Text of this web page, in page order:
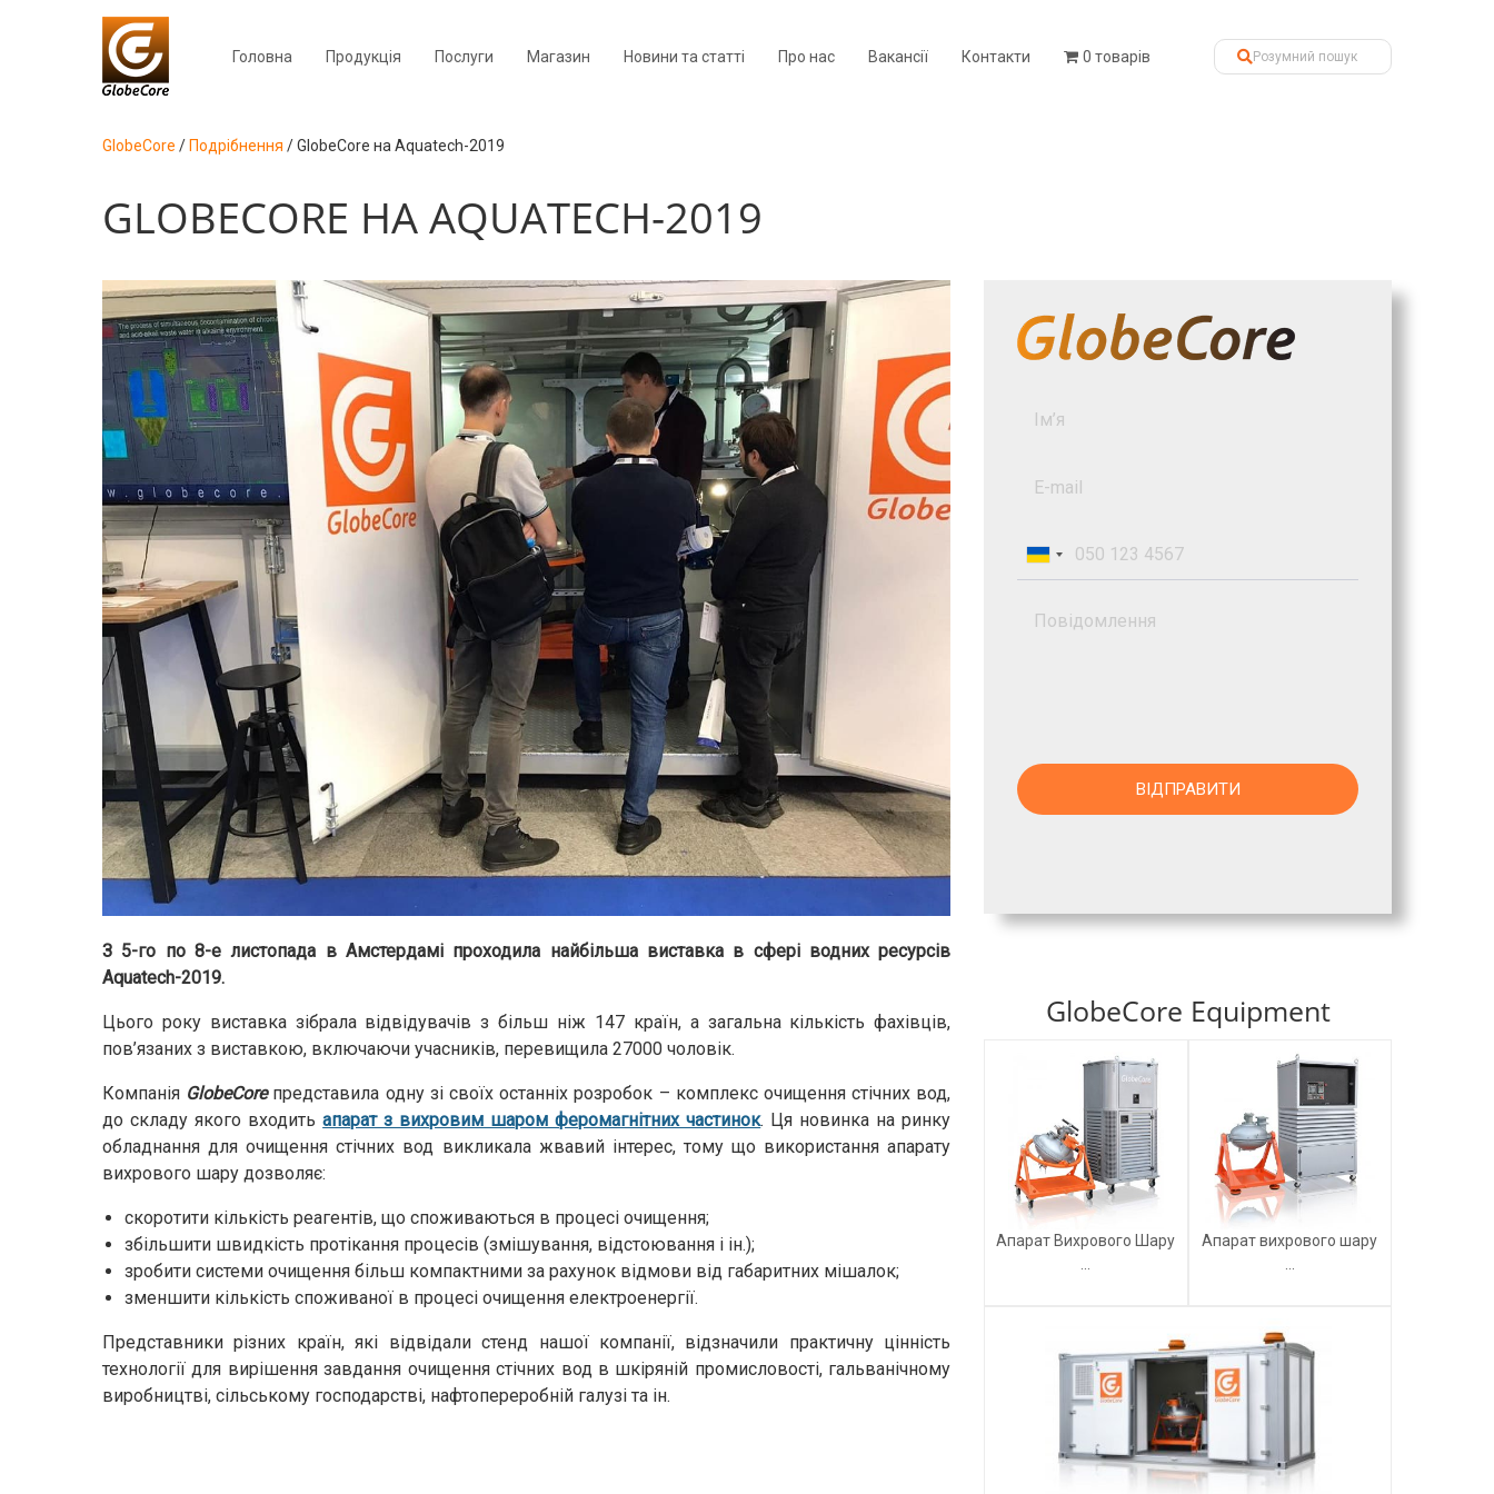
Головна Продукція Послуги Магазин Новини та статті Про нас Вакансії Контакти 0 товарів
GlobeCore / Подрібнення /GlobeCore на Aquatech-2019
GLOBECORE НА AQUATECH-2019
З 5-го по 8-е листопада в Амстердамі проходила найбільша виставка в сфері водних ресурсів
Aquatech-2019.
Цього року виставка зібрала відвідувачів з більш ніж 147 країн, а загальна кількість фахівців,
пов’язаних з виставкою, включаючи учасників, перевищила 27000 чоловік.
Компанія GlobeCoreпредставила одну зі своїх останніх розробок – комплекс очищення стічних вод,
до складу якого входитьапарат з вихровим шаром феромагнітних частинок. Ця новинка на ринку
обладнання для очищення стічних вод викликала жвавий інтерес, тому що використання апарату
вихрового шару дозволяє:
скоротити кількість реагентів, що споживаються в процесі очищення;
збільшити швидкість протікання процесів (змішування, відстоювання і ін.);
зробити системи очищення більш компактними за рахунок відмови від габаритних мішалок;
зменшити кількість споживаної в процесі очищення електроенергії.
Представники різних країн, які відвідали стенд нашої компанії, відзначили практичну цінність
технології для вирішення завдання очищення стічних вод в шкіряній промисловості, гальванічному
виробництві, сільському господарстві, нафтопереробній галузі та ін.
GlobeCore Equipment
Апарат Вихрового Шару
Апарат вихрового шару